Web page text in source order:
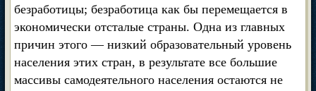
безработицы; безработица как бы перемещается в
экономически отсталые страны. Одна из главных
причин этого — низкий образовательный уровень
населения этих стран, в результате все большие
массивы самодеятельного населения остаются не